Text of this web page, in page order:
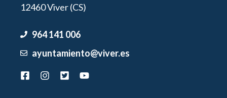
12460 Viver (CS)
964 141 006
ayuntamiento@viver.es